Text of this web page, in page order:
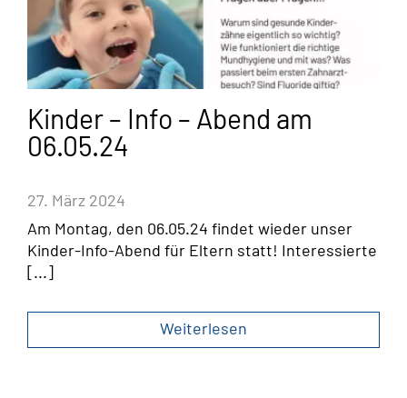
Kinder – Info – Abend am
06.05.24
27. März 2024
Am Montag, den 06.05.24 findet wieder unser
Kinder-Info-Abend für Eltern statt! Interessierte
[...]
Weiterlesen